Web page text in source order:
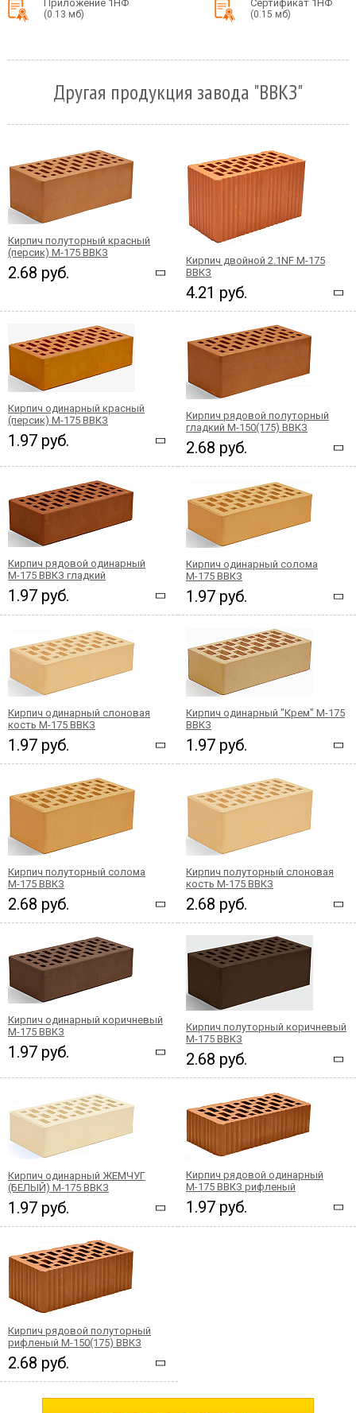
Приложение 1НФ
(0.13 мб)
Сертификат 1НФ
(0.15 мб)
Другая продукция завода "ВВКЗ"
Кирпич полуторный красный
(персик) М-175 ВВКЗ
2.68 руб.
Кирпич двойной 2.1NF М-175
ВВКЗ
4.21 руб.
Кирпич одинарный красный
(персик) М-175 ВВКЗ
1.97 руб.
Кирпич рядовой полуторный
гладкий М-150(175) ВВКЗ
2.68 руб.
Кирпич рядовой одинарный
М-175 ВВКЗ гладкий
1.97 руб.
Кирпич одинарный солома
М-175 ВВКЗ
1.97 руб.
Кирпич одинарный слоновая
кость М-175 ВВКЗ
1.97 руб.
Кирпич одинарный "Крем" М-175
ВВКЗ
1.97 руб.
Кирпич полуторный солома
М-175 ВВКЗ
2.68 руб.
Кирпич полуторный слоновая
кость М-175 ВВКЗ
2.68 руб.
Кирпич одинарный коричневый
М-175 ВВКЗ
1.97 руб.
Кирпич полуторный коричневый
М-175 ВВКЗ
2.68 руб.
Кирпич одинарный ЖЕМЧУГ
(БЕЛЫЙ) М-175 ВВКЗ
1.97 руб.
Кирпич рядовой одинарный
М-175 ВВКЗ рифленый
1.97 руб.
Кирпич рядовой полуторный
рифленый М-150(175) ВВКЗ
2.68 руб.